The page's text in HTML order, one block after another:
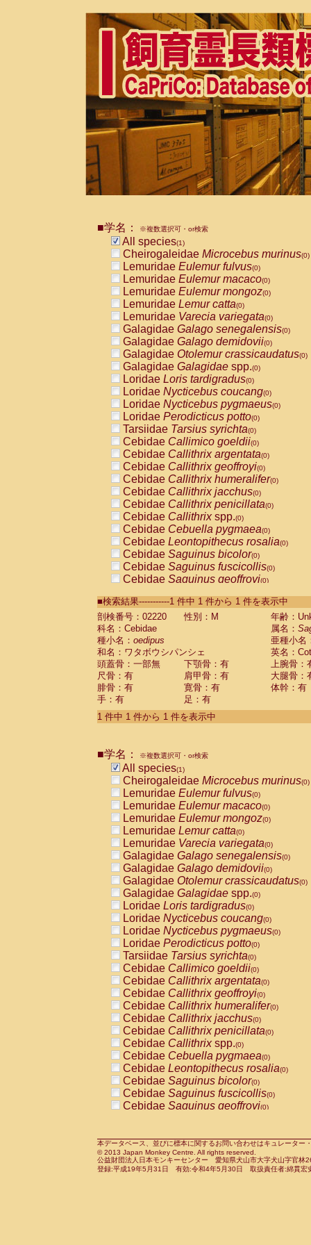
■学名： ※複数選択可・or検索
All species(1)
Cheirogaleidae Microcebus murinus(0)
Lemuridae Eulemur fulvus(0)
Lemuridae Eulemur macaco(0)
Lemuridae Eulemur mongoz(0)
Lemuridae Lemur catta(0)
Lemuridae Varecia variegata(0)
Galagidae Galago senegalensis(0)
Galagidae Galago demidovii(0)
Galagidae Otolemur crassicaudatus(0)
Galagidae Galagidae spp.(0)
Loridae Loris tardigradus(0)
Loridae Nycticebus coucang(0)
Loridae Nycticebus pygmaeus(0)
Loridae Perodicticus potto(0)
Tarsiidae Tarsius syrichta(0)
Cebidae Callimico goeldii(0)
Cebidae Callithrix argentata(0)
Cebidae Callithrix geoffroyi(0)
Cebidae Callithrix humeralifer(0)
Cebidae Callithrix jacchus(0)
Cebidae Callithrix penicillata(0)
Cebidae Callithrixspp.(0)
Cebidae Cebuella pygmaea(0)
Cebidae Leontopithecus rosalia(0)
Cebidae Saguinus bicolor(0)
Cebidae Saguinus fuscicollis(0)
Cebidae Saguinus geoffroyi(0)
CebidaeSaguinus labiatus(0)
Cebidae Saguinus leucopus (0)
Cebidae
Cebidae
CebidaeSaguinus nigricollis (0)
Cebidae Saguinus oedipus
Cebidae Saguinus weddelli
Cebidae Saguinusspp.
Cebidae Aotus trivirgatus
Cebidae Cebus albifrons
CebidaeCebus nigrivittatus
CebidaeCebus
CebidaeSaimiri boliviensis(0)
CebidaeSaimiri sciureus(0)
AtelidaeAlouatta caraya(0)
AtelidaeAlouatta fusca(0)
AtelidaeAlouatta seniculus
AtelidaeAlouattaspp.(0)
AtelidaeAteles belzebuth(0)
AtelidaeAteles geoffroyi(0)
AtelidaeAteles paniscus(0)
AtelidaeAtelesspp.(0)
Atelidae Lagothrix lagothricha
AtelidaeLagothrix lagothricha cana
PitheciidaeCacajao calvus
PitheciidaeCallicebus cupreus
PitheciidaeCallicebus donacophilus
PitheciidaeCallicebus moloch
PitheciidaeCallicebus torquatus
PitheciidaeCallicebusspp.(0)
PitheciidaeChiropotes satanas(0)
PitheciidaePithecia monachus
PitheciidaePithecia pithecia(0)
CercopithecidaeCercocebus agilis
CercopithecidaeCercocebus
CercopithecidaeCercocebus
CercopithecidaeCercocebus
CercopithecidaeCercocebus
CercopithecidaeCercocebushybrid
CercopithecidaePapio anubis(0)
CercopithecidaePapio cynocephalus
CercopithecidaePapio hamadryas(0)
■検索結果-----------1 件中 1 件から 1 件を表示中
剖検番号：02220
性別：M
年齢：
科名：Cebidae
属名：
種小名： oedipus
亜種小名
和名：ワタボウシパンシェ
英名：
頭蓋骨：一部無
下顎骨：有
上腕骨：
尺骨：有
肩甲骨：有
大腿骨：
腓骨：有
寛骨：有
体幹：有
手：有
足：有
1 件中 1 件から 1 件を表示中
■学名： ※複数選択可・or検索
All species(1)
Cheirogaleidae Microcebus murinus(0)
Lemuridae Eulemur fulvus(0)
Lemuridae Eulemur macaco(0)
Lemuridae Eulemur mongoz(0)
Lemuridae Lemur catta(0)
Lemuridae Varecia variegata(0)
Galagidae Galago senegalensis(0)
Galagidae Galago demidovii(0)
Galagidae Otolemur crassicaudatus(0)
Galagidae Galagidae spp.(0)
Loridae Loris tardigradus(0)
Loridae Nycticebus coucang(0)
Loridae Nycticebus pygmaeus(0)
Loridae Perodicticus potto(0)
Tarsiidae Tarsius syrichta(0)
Cebidae Callimico goeldii(0)
Cebidae Callithrix argentata(0)
Cebidae Callithrix geoffroyi(0)
Cebidae Callithrix humeralifer(0)
Cebidae Callithrix jacchus(0)
Cebidae Callithrix penicillata(0)
Cebidae Callithrixspp.(0)
Cebidae Cebuella pygmaea(0)
Cebidae Leontopithecus rosalia(0)
Cebidae Saguinus bicolor(0)
Cebidae Saguinus fuscicollis(0)
Cebidae Saguinus geoffroyi(0)
CebidaeSaguinus leucopus(0)
CebidaeSaguinus midas(0)
Cebidae Saguinus mystax(0)
本データベース、並びに標本に関するお問い合わせはキュレータ
© 2013 Japan Monkey Centre. All rights reserved.
公益財団法人日本モンキーセンター 愛知県犬山市大字犬山字官
登録:平成19年5月31日 有効:令和4年5月30日 取扱責任者:綿貫宏